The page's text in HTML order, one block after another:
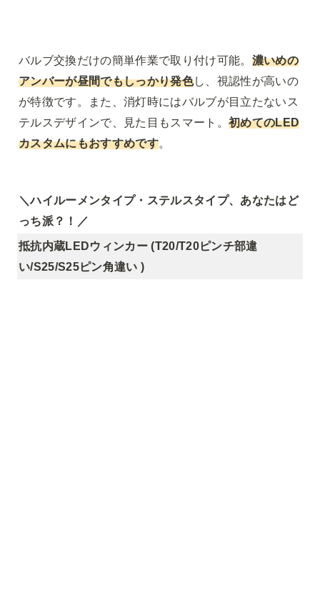
バルブ交換だけの簡単作業で取り付け可能。 濃いめの
アンバーが昼間でもしっかり発色し、視認性が高いの
が特徴です。また、消灯時にはバルブが目立たないス
テルスデザインで、見た目もスマート。 初めてのLED
カスタムにもおすすめです。
＼ハイルーメンタイプ・ステルスタイプ、あなたはど
っち派？！／
抵抗内蔵LEDウィンカー (T20/T20ピンチ部違
い/S25/S25ピン角違い )